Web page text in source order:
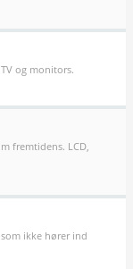
og monitors.
fremtidens. LCD,
ikke hører ind